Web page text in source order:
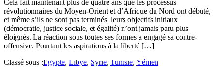
Cela fait maintenant plus de quatre ans que les processus
révolutionnaires du Moyen-Orient et d’Afrique du Nord ont débuté,
et même s’ils ne sont pas terminés, leurs objectifs initiaux
(démocratie, justice sociale, et égalité) n’ont jamais paru plus
éloignés. La réaction sous toutes ses formes a engagé sa contre-
offensive. Pourtant les aspirations à la liberté […]
Classé sous :Egypte, Libye, Syrie, Tunisie, Yémen